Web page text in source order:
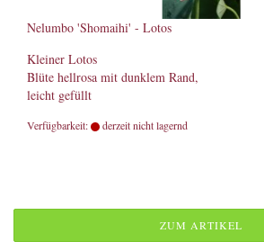
Nelumbo 'Shomaihi' - Lotos
Kleiner Lotos
Blüte hellrosa mit dunklem Rand,
leicht gefüllt
Verfügbarkeit: derzeit nicht lagernd
ZUM ARTIKEL